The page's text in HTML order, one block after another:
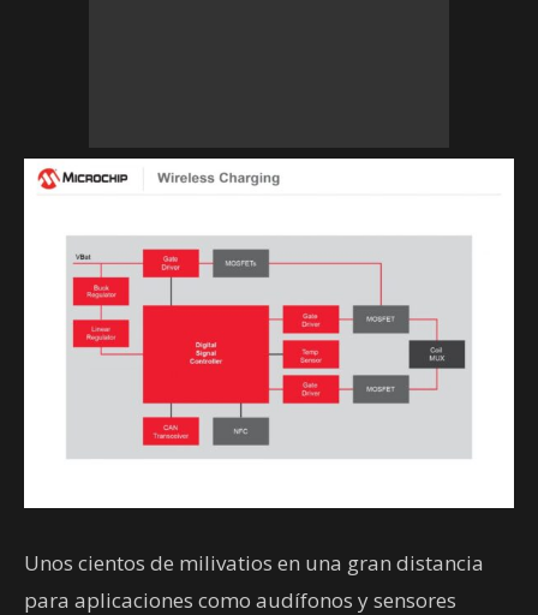
Unos cientos de milivatios en una gran distancia
para aplicaciones como audífonos y sensores